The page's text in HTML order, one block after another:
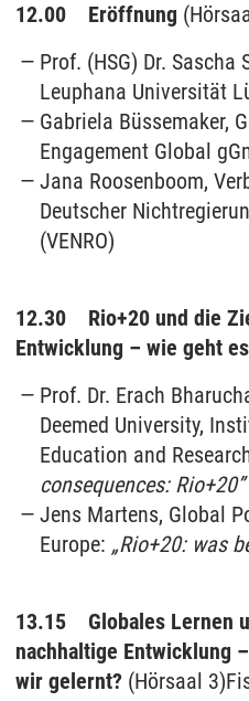
12.00 Eröffnung
Prof. (HSG) Dr. Sascha
Leuphana Universität
Gabriela Büssemaker,
Engagement Global
Jana Roosenboom,
Deutscher
(VENRO)
12.30 Rio+20 und die
Entwicklung – wie geht
Prof. Dr. Erach
Deemed University,
Education and
consequences: Rio+20”
Jens Martens, Global
Europe: „Rio+20: was
13.15 Globales Lernen
nachhaltige Entwicklung
wir gelernt? (Hörsaal 3)